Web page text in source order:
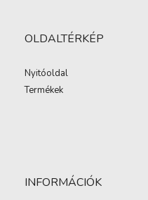
OLDALTÉRKÉP
Nyitóoldal
Termékek
INFORMÁCIÓK